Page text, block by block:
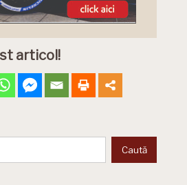
articol!